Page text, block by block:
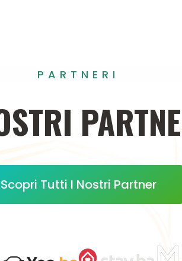
PARTNERI
Scopri Tutti I Nostri Partner